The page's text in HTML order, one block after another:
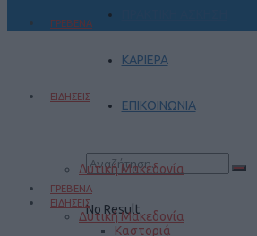
ΚΑΡΙΕΡΑ
ΕΠΙΚΟΙΝΩΝΙΑ
No Result
ΓΡΕΒΕΝΑ
ΕΙΔΗΣΕΙΣ
Δυτική Μακεδονία
ΓΡΕΒΕΝΑ
ΕΙΔΗΣΕΙΣ
Δυτική Μακεδονία
Καστοριά